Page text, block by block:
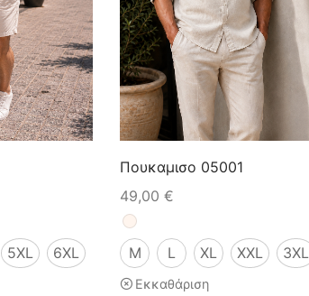
5XL 6XL
Πουκαμισο 05001
49,00 €
M L XL XXL 3XL
Εκκαθάριση